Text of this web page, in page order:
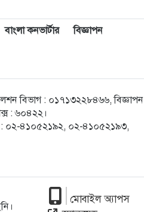
বাংলা কনভার্টার
বিজ্ঞাপন
বিভাগ : ০১৭১৩২২৮৪৬৬, বিজ্ঞাপন
: ৬০৪২২।
: ০২-৪১০৫২১৯২, ০২-৪১০৫২১৯৩,
মোবাইল অ্যাপস